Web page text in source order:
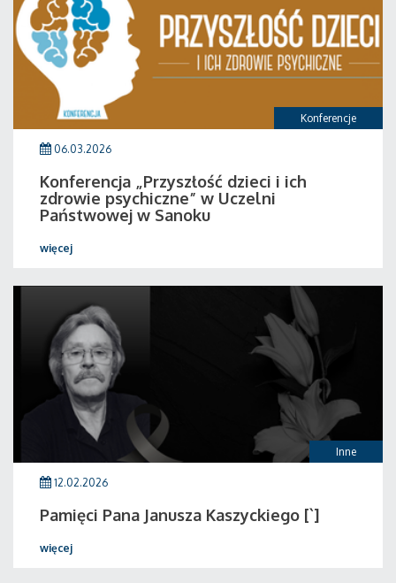
Konferencje
06.03.2026
Konferencja „Przyszłość dzieci i ich
zdrowie psychiczne” w Uczelni
Państwowej w Sanoku
więcej
Inne
12.02.2026
Pamięci Pana Janusza Kaszyckiego [`]
więcej